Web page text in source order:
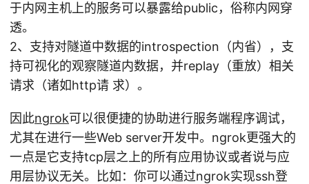
于内网主机上的服务可以暴露给public，俗称内网穿
透。
2、支持对隧道中数据的introspection（内省），支
持可视化的观察隧道内数据，并replay（重放）相关
请求（诸如http请 求）。
因此ngrok可以很便捷的协助进行服务端程序调试，
尤其在进行一些Web server开发中。ngrok更强大的
一点是它支持tcp层之上的所有应用协议或者说与应
用层协议无关。比如：你可以通过ngrok实现ssh登